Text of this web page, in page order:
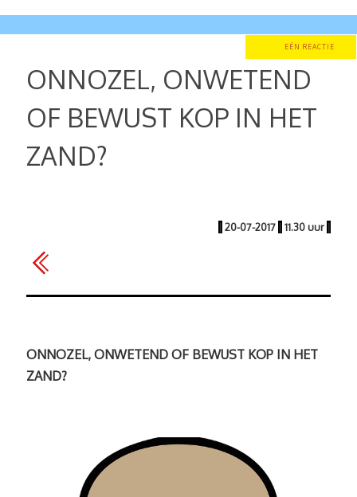
EÉN REACTIE
ONNOZEL, ONWETEND
OF BEWUST KOP IN HET
ZAND?
| 20-07-2017 | 11.30 uur |
ONNOZEL, ONWETEND OF BEWUST KOP IN HET
ZAND?